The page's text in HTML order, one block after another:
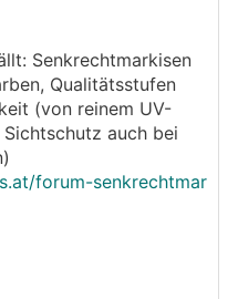
Senkrechtmarkisen
Qualitätsstufen
(von reinem UV-
auch bei
forum-senkrechtmar